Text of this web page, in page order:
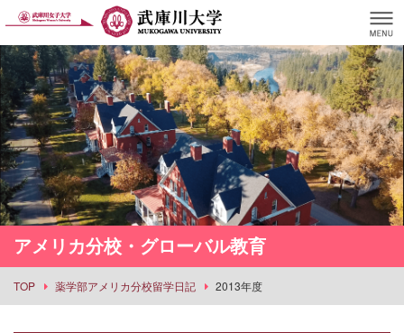
アメリカ分校・グローバル教育
TOP 薬学部アメリカ分校留学日記 2013年度